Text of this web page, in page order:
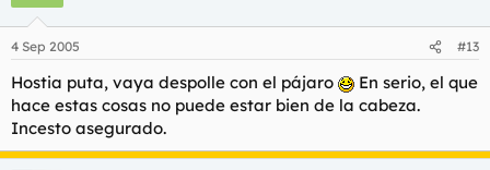
4 Sep 2005 #13
Hostia puta, vaya despolle con el pájaro
En serio, el que
hace estas cosas no puede estar bien de la cabeza.
Incesto asegurado.